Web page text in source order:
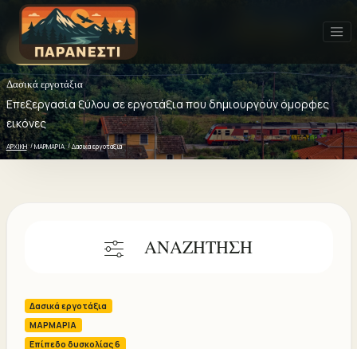
0 Εμπειρίες
Δασικά εργοτάξια
Επεξεργασία ξύλου σε εργοτάξια που δημιουργούν όμορφες
εικόνες
ΑΡΧΙΚΗ ΜΑΡΜΑΡΙΑ Δασικά εργοτάξια
ΑΝΑΖΗΤΗΣΗ
Δασικά εργοτάξια
ΜΑΡΜΑΡΙΑ
Επίπεδο δυσκολίας 6
Δασικά εργοτάξια - 0 ΕΜΠΕΙΡΙΕΣ
Πρόσφατα Δημοφιλή Καλύτερη αξιολόγηση